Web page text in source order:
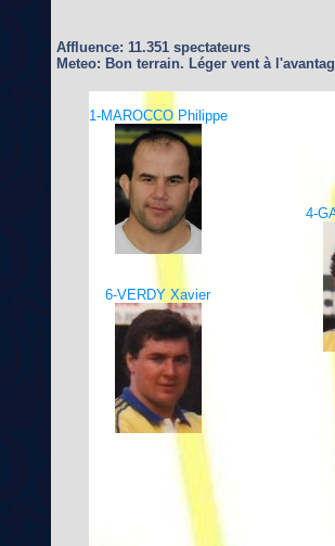
Affluence: 11.351 spectateurs
Meteo: Bon terrain. Léger vent à
1-MAROCCO Philippe
4-
6-VERDY Xavier